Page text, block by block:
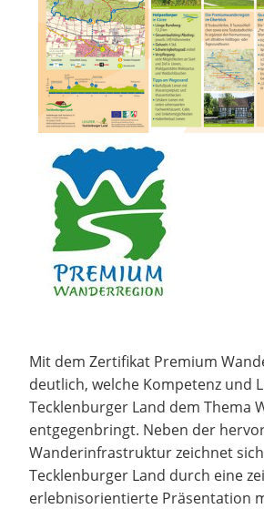
Mit dem Zertifikat Premium
deutlich, welche Kompetenz und
Tecklenburger Land dem Thema
entgegenbringt. Neben der
Wanderinfrastruktur zeichnet
Tecklenburger Land durch eine
erlebnisorientierte Präsentation